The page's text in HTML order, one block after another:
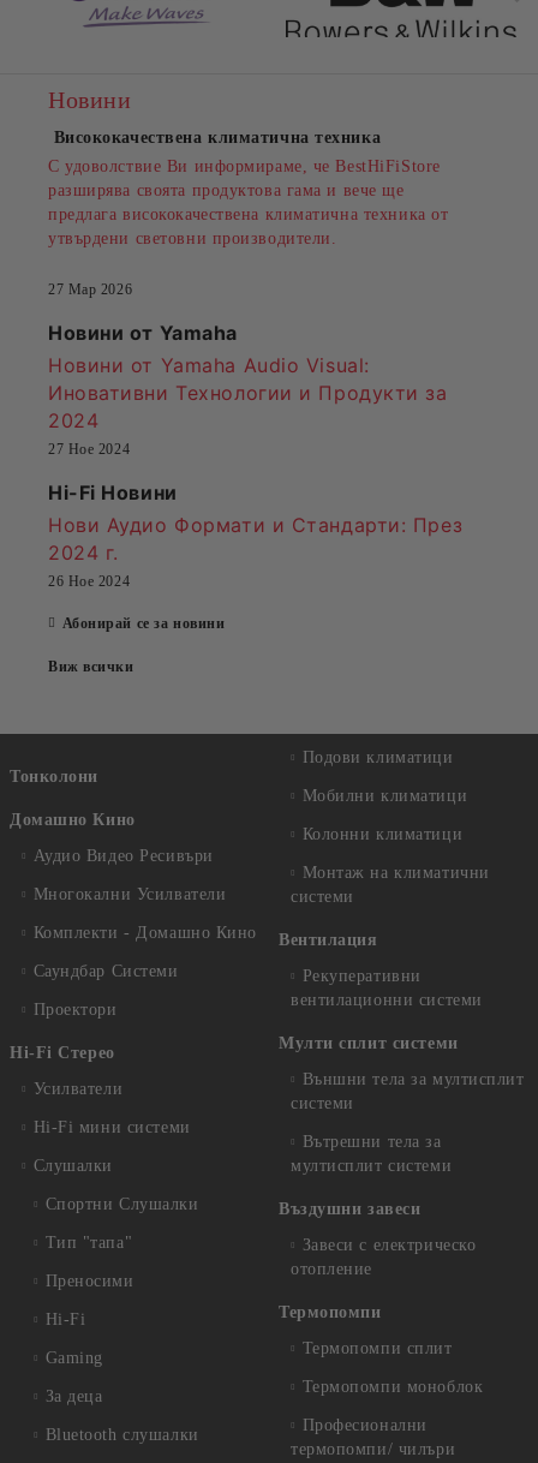
Новини
Висококачествена климатична техника
С удоволствие Ви информираме, че BestHiFiStore
разширява своята продуктова гама и вече ще
предлага висококачествена климатична техника от
утвърдени световни производители.
27 Мар 2026
Новини от Yamaha
Новини от Yamaha Audio Visual:
Иновативни Технологии и Продукти за
2024
27 Ное 2024
Hi-Fi Новини
Нови Аудио Формати и Стандарти: През
2024 г.
26 Ное 2024
Абонирай се за новини
Виж всички
Тонколони
Домашно Кино
Аудио Видео Рeсивъри
Многокални Усилватели
Комплекти - Домашно Кино
Саундбар Системи
Проектори
Hi-Fi Стерео
Усилватели
Hi-Fi мини системи
Слушалки
Спортни Слушалки
Тип "тапа"
Преносими
Hi-Fi
Gaming
За деца
Bluetooth слушалки
Подови климатици
Мобилни климатици
Колонни климатици
Монтаж на климатични
системи
Вентилация
Рекуперативни
вентилационни системи
Мулти сплит системи
Външни тела за мултисплит
системи
Вътрешни тела за
мултисплит системи
Въздушни завеси
Завеси с електрическо
отопление
Термопомпи
Термопомпи сплит
Термопомпи моноблок
Професионални
термопомпи/ чилъри